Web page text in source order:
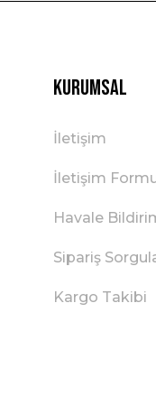
Kurumsal
İletişim
İletişim
Havale
Sipariş
Kargo Takibi